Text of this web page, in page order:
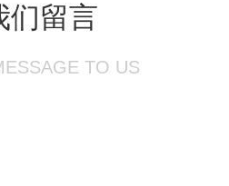
们留言
TO US